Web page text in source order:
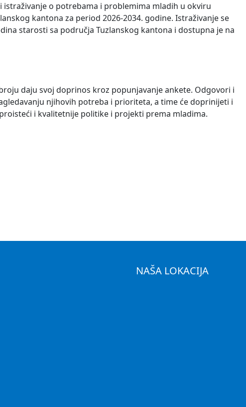
o potrebama i problemima mladih u okviru
kantona za period 2026-2034. godine. Istraživanje se
starosti sa područja Tuzlanskog kantona i dostupna je na
daju svoj doprinos kroz popunjavanje ankete. Odgovori i
njihovih potreba i prioriteta, a time će doprinijeti i
i kvalitetnije politike i projekti prema mladima.
NAŠA LOKACIJA